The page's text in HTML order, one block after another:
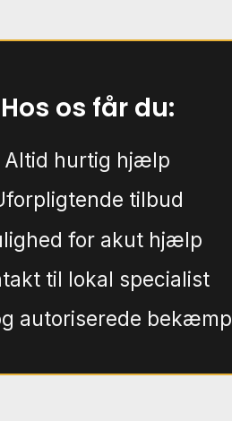
Hos os får du:
Altid hurtig hjælp
tilbud
for akut hjælp
til lokal specialist
autoriserede